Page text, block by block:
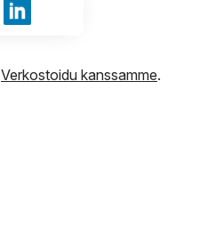
Kirjaudu sisään tunnuksilla
Verkostoidu kanssamme.